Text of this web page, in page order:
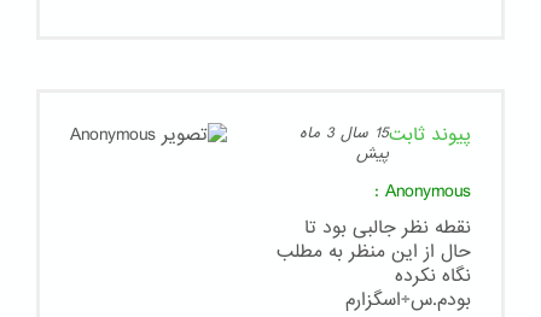
پیوند ثابت
15 سال 3 ماه
پیش
Anonymous
:
نقطه نظر جالبی بود تا
حال از این منظر به مطلب
نگاه نکرده
بودم.س÷اسگزارم